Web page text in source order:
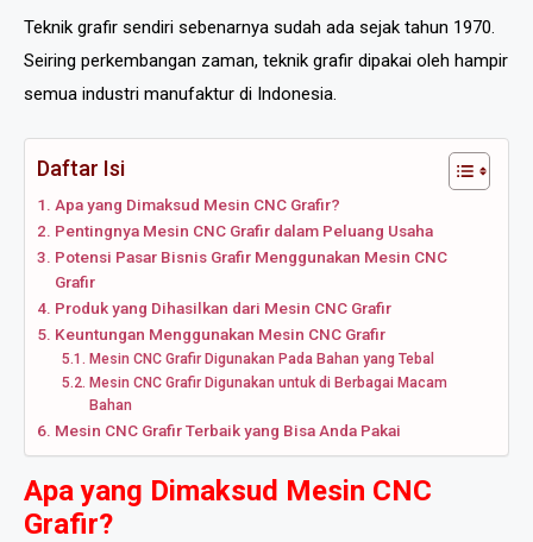
Teknik grafir sendiri sebenarnya sudah ada sejak tahun 1970.
Seiring perkembangan zaman, teknik grafir dipakai oleh hampir
semua industri manufaktur di Indonesia.
Daftar Isi
Apa yang Dimaksud Mesin CNC Grafir?
Pentingnya Mesin CNC Grafir dalam Peluang Usaha
Potensi Pasar Bisnis Grafir Menggunakan Mesin CNC
Grafir
Produk yang Dihasilkan dari Mesin CNC Grafir
Keuntungan Menggunakan Mesin CNC Grafir
Mesin CNC Grafir Digunakan Pada Bahan yang Tebal
Mesin CNC Grafir Digunakan untuk di Berbagai Macam
Bahan
Mesin CNC Grafir Terbaik yang Bisa Anda Pakai
Apa yang Dimaksud Mesin CNC
Grafir?